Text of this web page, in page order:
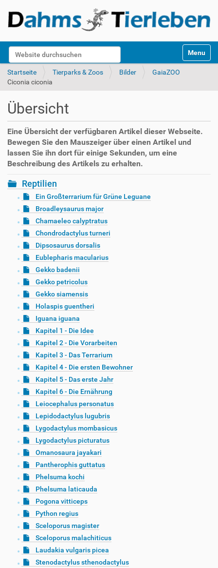
Website durchsuchen
k
Toggle
Startseite Tierparks & Zoos Bilder
GaiaZOO
Ciconia ciconia
Übersicht
Eine Übersicht der verfügbaren Artikel dieser Webseite.
Bewegen Sie den Mauszeiger über einen Artikel und
lassen Sie ihn dort für einige Sekunden, um eine
Beschreibung des Artikels zu erhalten.
Reptilien
Ein Großterrarium für Grüne Leguane
Broadleysaurus major
Chamaeleo calyptratus
Chondrodactylus turneri
Dipsosaurus dorsalis
Eublepharis macularius
Gekko badenii
Gekko petricolus
Gekko siamensis
Holaspis guentheri
Iguana iguana
Kapitel 1 - Die Idee
Kapitel 2 - Die Vorarbeiten
Kapitel 3 - Das Terrarium
Kapitel 4 - Die ersten Bewohner
Kapitel 5 - Das erste Jahr
Kapitel 6 - Die Ernährung
Leiocephalus personatus
Lepidodactylus lugubris
Lygodactylus mombasicus
Lygodactylus picturatus
Omanosaura jayakari
Pantherophis guttatus
Phelsuma kochi
Phelsuma laticauda
Pogona vitticeps
Python regius
Sceloporus magister
Sceloporus malachiticus
Laudakia vulgaris picea
Stenodactylus sthenodactylus